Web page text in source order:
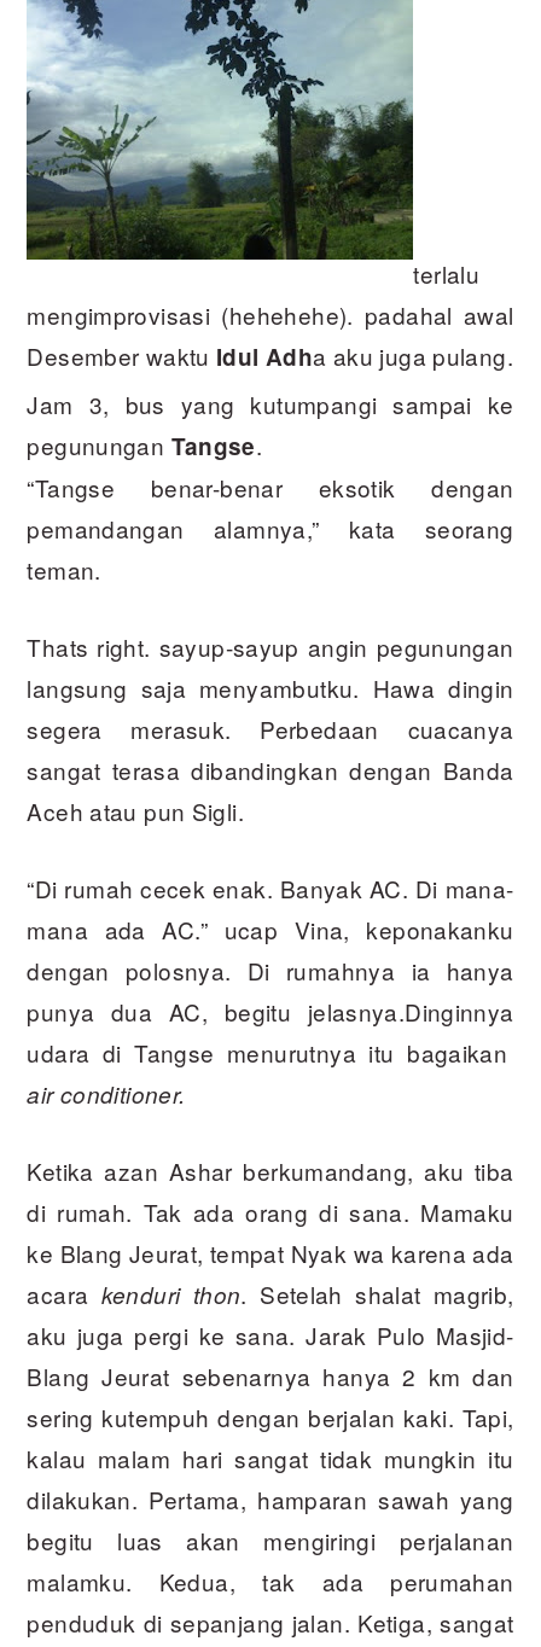
terlalu
mengimprovisasi (hehehehe). padahal awal
Desember waktu Idul Adha aku juga pulang.
Jam 3, bus yang kutumpangi sampai ke
pegunungan Tangse.
“Tangse benar-benar eksotik dengan
pemandangan alamnya,” kata seorang
teman.
Thats right. sayup-sayup angin pegunungan
langsung saja menyambutku. Hawa dingin
segera merasuk. Perbedaan cuacanya
sangat terasa dibandingkan dengan Banda
Aceh atau pun Sigli.
“Di rumah cecek enak. Banyak AC. Di mana-
mana ada AC.” ucap Vina, keponakanku
dengan polosnya. Di rumahnya ia hanya
punya dua AC, begitu jelasnya.Dinginnya
udara di Tangse menurutnya itu bagaikan
air conditioner.
Ketika azan Ashar berkumandang, aku tiba
di rumah. Tak ada orang di sana. Mamaku
ke Blang Jeurat, tempat Nyak wa karena ada
acara kenduri thon. Setelah shalat magrib,
aku juga pergi ke sana. Jarak Pulo Masjid-
Blang Jeurat sebenarnya hanya 2 km dan
sering kutempuh dengan berjalan kaki. Tapi,
kalau malam hari sangat tidak mungkin itu
dilakukan. Pertama, hamparan sawah yang
begitu luas akan mengiringi perjalanan
malamku. Kedua, tak ada perumahan
penduduk di sepanjang jalan. Ketiga, sangat